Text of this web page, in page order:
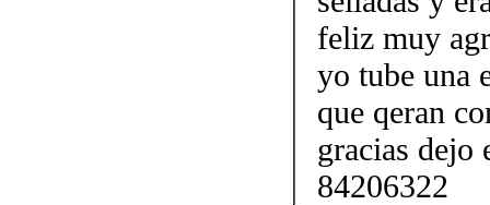
feliz muy
yo tube una
que qeran
gracias dejo
84206322